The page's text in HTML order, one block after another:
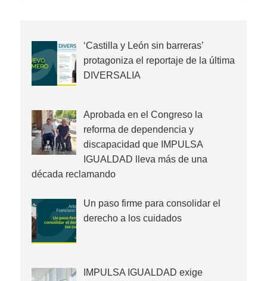
‘Castilla y León sin barreras’
protagoniza el reportaje de la última
DIVERSALIA
Aprobada en el Congreso la
reforma de dependencia y
discapacidad que IMPULSA
IGUALDAD lleva más de una
década reclamando
Un paso firme para consolidar el
derecho a los cuidados
IMPULSA IGUALDAD exige